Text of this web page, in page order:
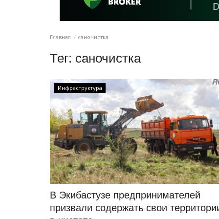
Главная саночистка
Тег: саночистка
Инфраструктура
В Экибастузе предпринимателей
призвали содержать свои